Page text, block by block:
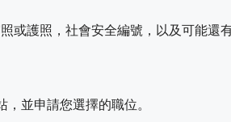
或護照，社會安全編號，以及可能還
並申請您選擇的職位。